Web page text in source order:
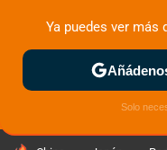
ZONA DE PRUEBAS
Ya puedes ver
Solo